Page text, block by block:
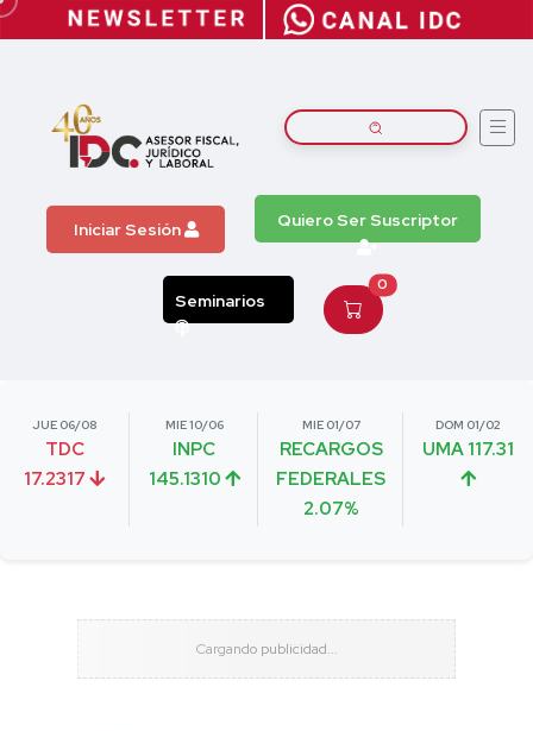
Iniciar Sesión Quiero Ser Suscriptor
Seminarios
0
JUE 06/08
TDC
17.2317
MIE 10/06
INPC
145.1310
MIE 01/07
RECARGOS
FEDERALES
2.07%
DOM 01/02
UMA 117.31